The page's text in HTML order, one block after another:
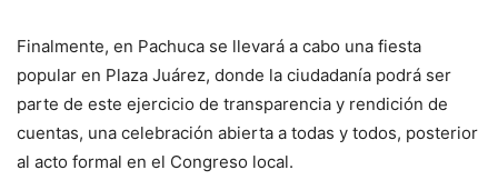
Finalmente, en Pachuca se llevará a cabo una fiesta
popular en Plaza Juárez, donde la ciudadanía podrá ser
parte de este ejercicio de transparencia y rendición de
cuentas, una celebración abierta a todas y todos, posterior
al acto formal en el Congreso local.